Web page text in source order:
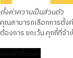
ตั้งค่าความเป็นส่วนตัว
คุณสามารถเลือกการตั้ง
ต้องการ ยกเว้น คุกกี้ที่จำ